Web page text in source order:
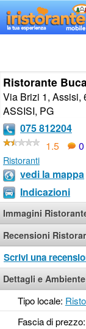
Ristorante
Via Brizi 1, Assisi,
ASSISI, PG
075 812204
1.5
0
Ristoranti
vedi la mappa
Indicazioni
Immagini
Recensioni
Scrivi una
Dettagli e
Tipo locale:
Fascia di